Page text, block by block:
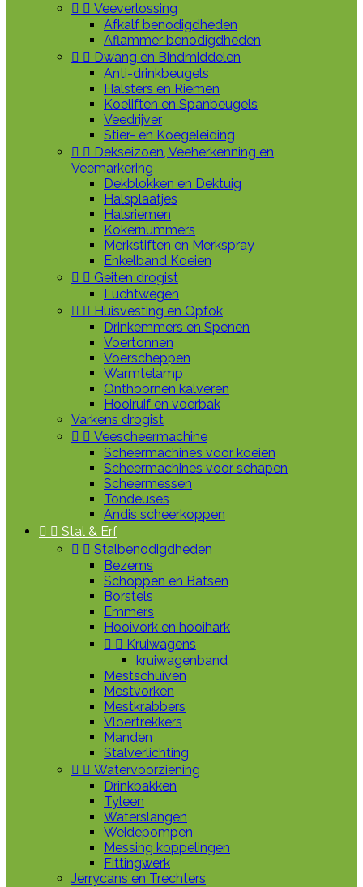
  Veeverlossing
Afkalf benodigdheden
Aflammer benodigdheden
  Dwang en Bindmiddelen
Anti-drinkbeugels
Halsters en Riemen
Koeliften en Spanbeugels
Veedrijver
Stier- en Koegeleiding
  Dekseizoen, Veeherkenning en
Veemarkering
Dekblokken en Dektuig
Halsplaatjes
Halsriemen
Kokernummers
Merkstiften en Merkspray
Enkelband Koeien
  Geiten drogist
Luchtwegen
  Huisvesting en Opfok
Drinkemmers en Spenen
Voertonnen
Voerscheppen
Warmtelamp
Onthoornen kalveren
Hooiruif en voerbak
Varkens drogist
  Veescheermachine
Scheermachines voor koeien
Scheermachines voor schapen
Scheermessen
Tondeuses
Andis scheerkoppen
  Stal & Erf
  Stalbenodigdheden
Bezems
Schoppen en Batsen
Borstels
Emmers
Hooivork en hooihark
  Kruiwagens
kruiwagenband
Mestschuiven
Mestvorken
Mestkrabbers
Vloertrekkers
Manden
Stalverlichting
  Watervoorziening
Drinkbakken
Tyleen
Waterslangen
Weidepompen
Messing koppelingen
Fittingwerk
Jerrycans en Trechters